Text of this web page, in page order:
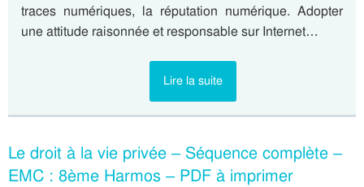
traces numériques, la réputation numérique. Adopter
une attitude raisonnée et responsable sur Internet…
Lire la suite
Le droit à la vie privée – Séquence complète –
EMC : 8ème Harmos – PDF à imprimer